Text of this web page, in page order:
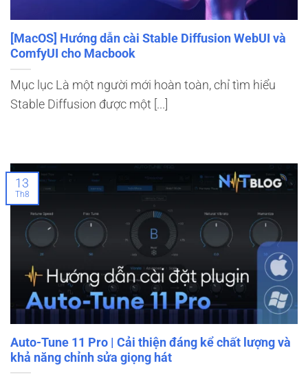
[MacOS] Hướng dẫn cài Stable Diffusion WebUI và
ComfyUI cho Macbook
Mục lục Là một người mới hoàn toàn, chỉ tìm hiểu
Stable Diffusion được một [...]
Auto-Tune 11 Pro | Cải thiện đáng kể chất lượng và
khả năng chỉnh sửa giọng hát
13
Th8